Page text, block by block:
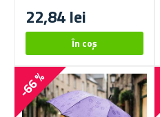
22,84 lei
-66 %